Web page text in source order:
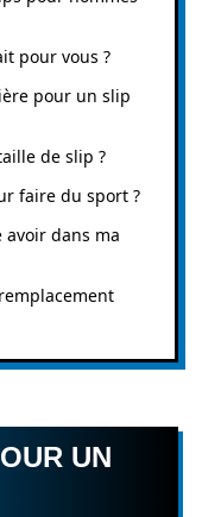
pour vous ?
pour un slip
de slip ?
faire du sport ?
avoir dans ma
UN